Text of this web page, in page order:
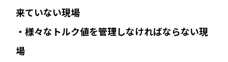
来ていない現場
・様々なトルク値を管理しなければならない現
場